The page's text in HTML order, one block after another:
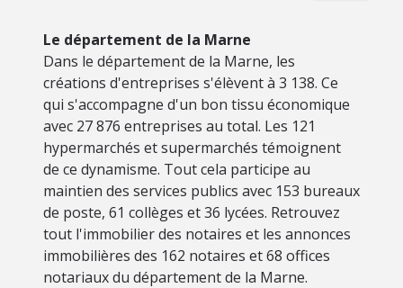
Le département de la Marne
Dans le département de la Marne, les
créations d'entreprises s'élèvent à 3 138. Ce
qui s'accompagne d'un bon tissu économique
avec 27 876 entreprises au total. Les 121
hypermarchés et supermarchés témoignent
de ce dynamisme. Tout cela participe au
maintien des services publics avec 153 bureaux
de poste, 61 collèges et 36 lycées. Retrouvez
tout l'immobilier des notaires et les annonces
immobilières des 162 notaires et 68 offices
notariaux du département de la Marne.